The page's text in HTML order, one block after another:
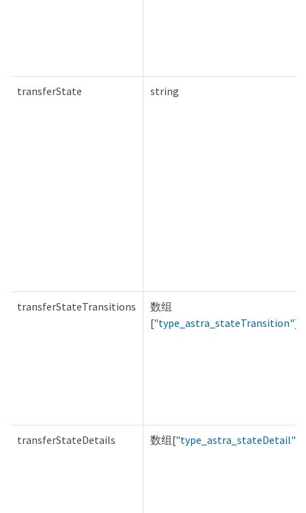
transferState string
transferStateTransitions
数组
["type_astra_stateTransition"]
transferStateDetails 数组["type_astra_stateDetail"